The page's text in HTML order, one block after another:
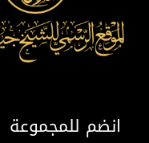
انضم للمجموعة